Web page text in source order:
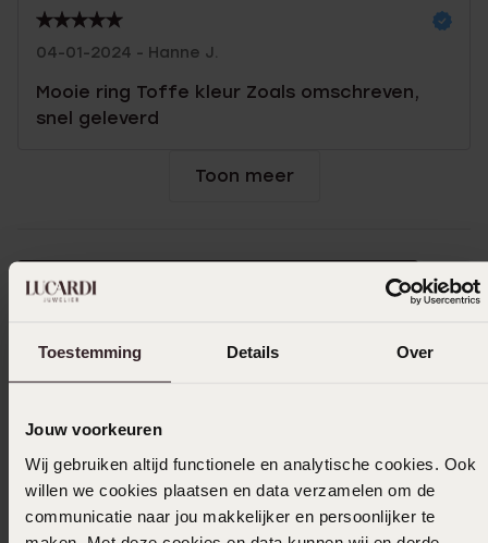
Toestemming Details Over
Jouw voorkeuren
Wij gebruiken altijd functionele en analytische cookies. Ook
willen we cookies plaatsen en data verzamelen om de
communicatie naar jou makkelijker en persoonlijker te
04-01-2024 - Hanne J.
Mooie ring Toffe kleur Zoals omschreven,
snel geleverd
Toon meer
Ook leuk voor jou